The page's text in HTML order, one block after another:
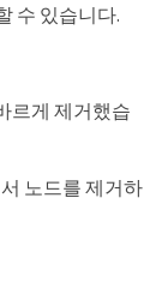
수 있습니다.
르게 제거했습
노드를 제거하